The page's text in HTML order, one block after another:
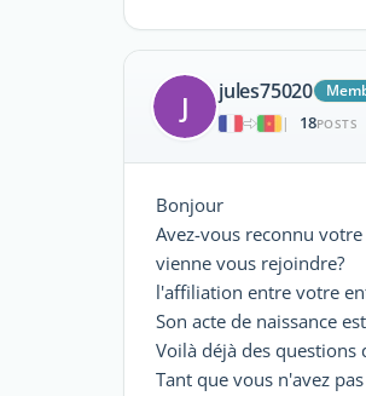
J jules75020
|
18POSTS
Bonjour
Avez-vous reconnu
vienne vous rejoindre?
l'affiliation entre votre
Son acte de naissance
Voilà déjà des
Tant que vous n'avez